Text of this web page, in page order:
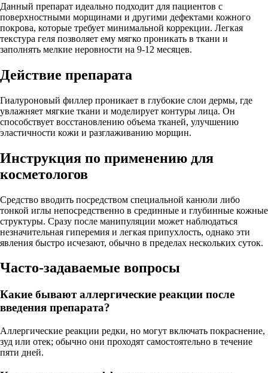
Данный препарат идеально подходит для пациентов с
поверхностными морщинами и другими дефектами кожного
покрова, которые требует минимальной коррекции. Легкая
текстура геля позволяет ему мягко проникать в ткани и
заполнять мелкие неровности на 9-12 месяцев.
Действие препарата
Гиалуроновый филлер проникает в глубокие слои дермы, где
увлажняет мягкие ткани и моделирует контуры лица. Он
способствует восстановлению объема тканей, улучшению
эластичности кожи и разглаживанию морщин.
Инструкция по применению для
косметологов
Средство вводить посредством специальной канюли либо
тонкой иглы непосредственно в срединные и глубинные кожные
структуры. Сразу после манипуляции может наблюдаться
незначительная гиперемия и легкая припухлость, однако эти
явления быстро исчезают, обычно в пределах нескольких суток.
Часто-задаваемые вопросы
Какие бывают аллергические реакции после
введения препарата?
Аллергические реакции редки, но могут включать покраснение,
зуд или отек; обычно они проходят самостоятельно в течение
пяти дней.